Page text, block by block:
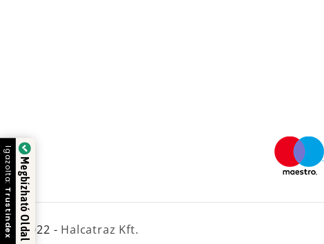
© 2022 - Halcatraz Kft.
Megbízható Oldal
Igazolta:
Trustindex